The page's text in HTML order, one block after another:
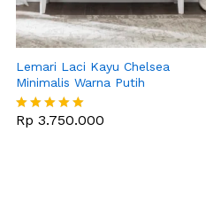
Lemari Laci Kayu Chelsea
Minimalis Warna Putih
Dinilai
Rp 3.750.000